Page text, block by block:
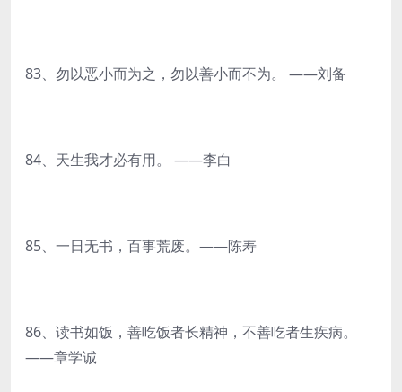
83、勿以恶小而为之，勿以善小而不为。 ——刘备
84、天生我才必有用。 ——李白
85、一日无书，百事荒废。——陈寿
86、读书如饭，善吃饭者长精神，不善吃者生疾病。
——章学诚